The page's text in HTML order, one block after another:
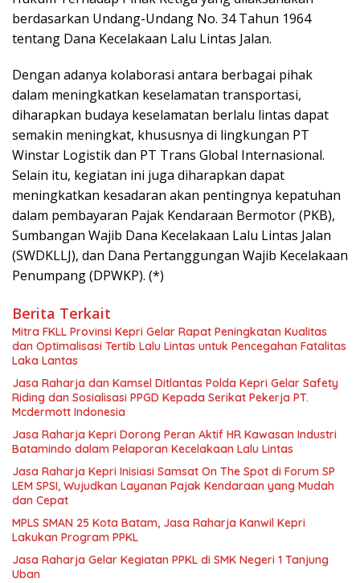
berdasarkan Undang-Undang No. 34 Tahun 1964
tentang Dana Kecelakaan Lalu Lintas Jalan.
Dengan adanya kolaborasi antara berbagai pihak
dalam meningkatkan keselamatan transportasi,
diharapkan budaya keselamatan berlalu lintas dapat
semakin meningkat, khususnya di lingkungan PT
Winstar Logistik dan PT Trans Global Internasional.
Selain itu, kegiatan ini juga diharapkan dapat
meningkatkan kesadaran akan pentingnya kepatuhan
dalam pembayaran Pajak Kendaraan Bermotor (PKB),
Sumbangan Wajib Dana Kecelakaan Lalu Lintas Jalan
(SWDKLLJ), dan Dana Pertanggungan Wajib Kecelakaan
Penumpang (DPWKP). (*)
Berita Terkait
Mitra FKLL Provinsi Kepri Gelar Rapat Peningkatan Kualitas
dan Optimalisasi Tertib Lalu Lintas untuk Pencegahan Fatalitas
Laka Lantas
Jasa Raharja dan Kamsel Ditlantas Polda Kepri Gelar Safety
Riding dan Sosialisasi PPGD Kepada Serikat Pekerja PT.
Mcdermott Indonesia
Jasa Raharja Kepri Dorong Peran Aktif HR Kawasan Industri
Batamindo dalam Pelaporan Kecelakaan Lalu Lintas
Jasa Raharja Kepri Inisiasi Samsat On The Spot di Forum SP
LEM SPSI, Wujudkan Layanan Pajak Kendaraan yang Mudah
dan Cepat
MPLS SMAN 25 Kota Batam, Jasa Raharja Kanwil Kepri
Lakukan Program PPKL
Jasa Raharja Gelar Kegiatan PPKL di SMK Negeri 1 Tanjung
Uban